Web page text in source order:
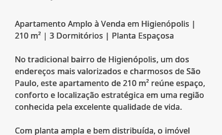
Apartamento Amplo à Venda em Higienópolis |
210 m² | 3 Dormitórios | Planta Espaçosa
No tradicional bairro de Higienópolis, um dos
endereços mais valorizados e charmosos de São
Paulo, este apartamento de 210 m² reúne espaço,
conforto e localização estratégica em uma região
conhecida pela excelente qualidade de vida.
Com planta ampla e bem distribuída, o imóvel